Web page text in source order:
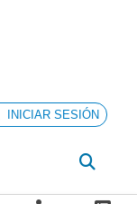
José
INICIAR SESIÓN